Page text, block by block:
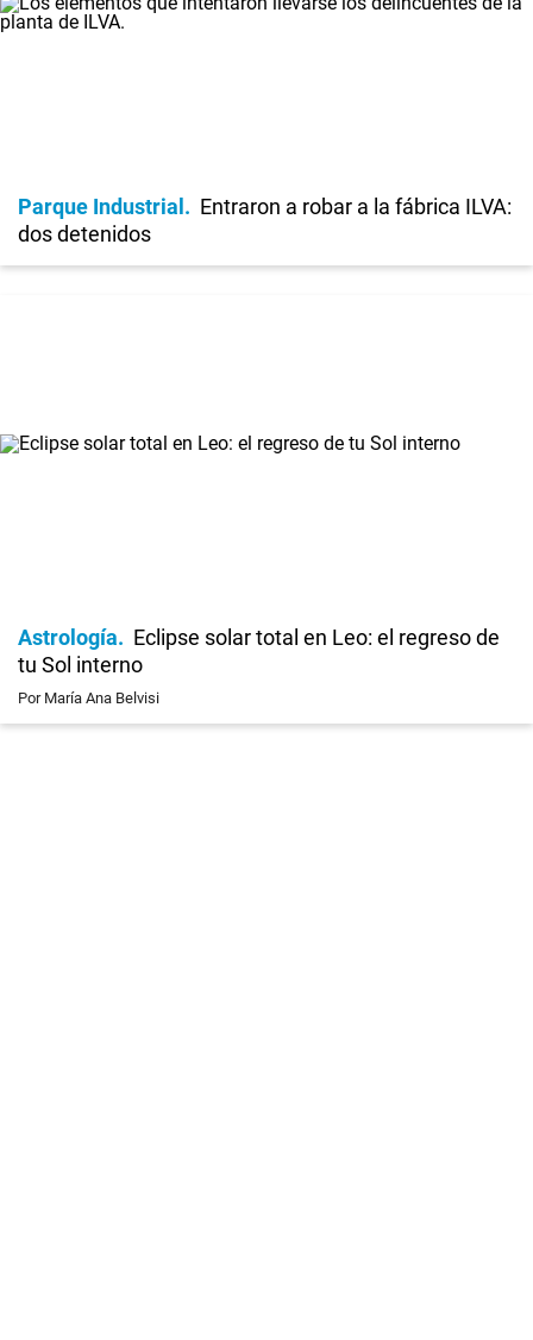
Parque Industrial
Entraron a robar a la fábrica ILVA:
dos detenidos
Astrología
Eclipse solar total en Leo: el regreso de
tu Sol interno
Por María Ana Belvisi